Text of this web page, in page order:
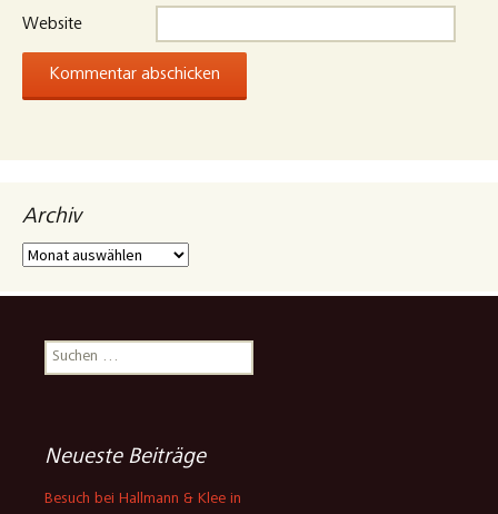
Website
Archiv
Archiv
Suchen
nach:
Neueste Beiträge
Besuch bei Hallmann & Klee in